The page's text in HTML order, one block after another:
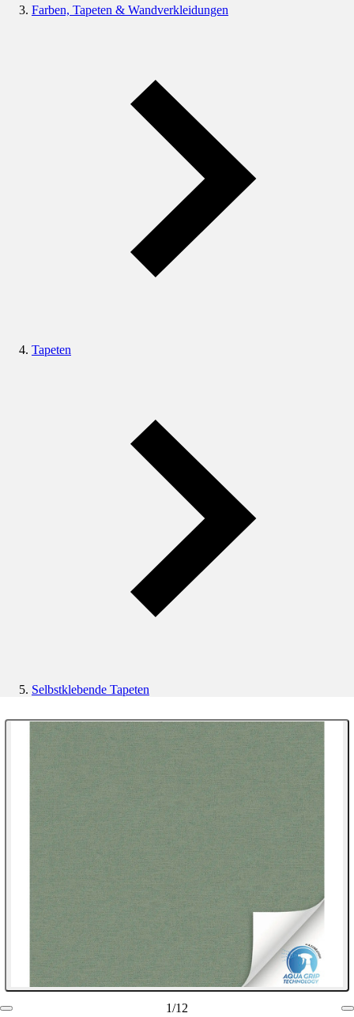
Farben, Tapeten & Wandverkleidungen
Tapeten
Selbstklebende Tapeten
1/12